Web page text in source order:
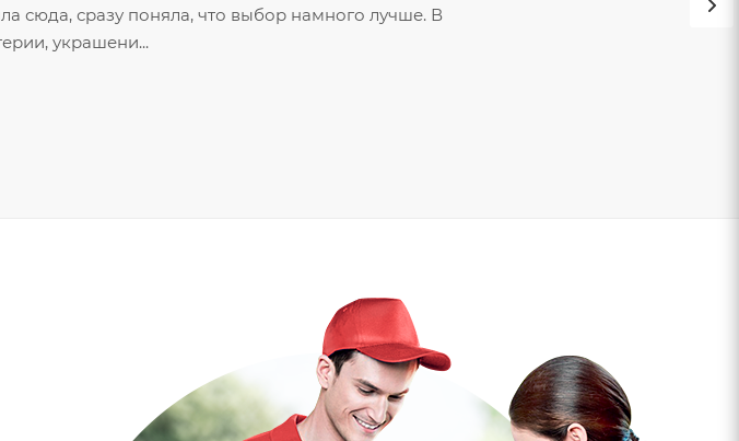
сюда, сразу поняла, что выбор намного лучше. В
украшени...